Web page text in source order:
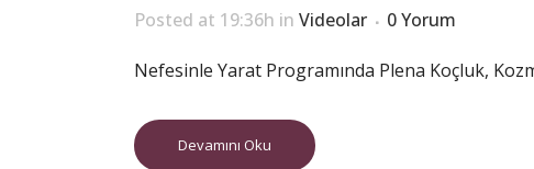
Posted at 19:36h in Videolar 0 Yorum
Nefesinle Yarat Programında Plena Koçluk,
Devamını Oku